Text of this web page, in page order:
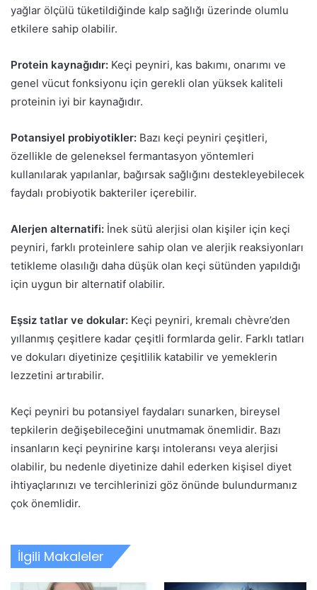
yağlar ölçülü tüketildiğinde kalp sağlığı üzerinde olumlu
etkilere sahip olabilir.
Protein kaynağıdır: Keçi peyniri, kas bakımı, onarımı ve
genel vücut fonksiyonu için gerekli olan yüksek kaliteli
proteinin iyi bir kaynağıdır.
Potansiyel probiyotikler: Bazı keçi peyniri çeşitleri,
özellikle de geleneksel fermantasyon yöntemleri
kullanılarak yapılanlar, bağırsak sağlığını destekleyebilecek
faydalı probiyotik bakteriler içerebilir.
Alerjen alternatifi: İnek sütü alerjisi olan kişiler için keçi
peyniri, farklı proteinlere sahip olan ve alerjik reaksiyonları
tetikleme olasılığı daha düşük olan keçi sütünden yapıldığı
için uygun bir alternatif olabilir.
Eşsiz tatlar ve dokular: Keçi peyniri, kremalı chèvre’den
yıllanmış çeşitlere kadar çeşitli formlarda gelir. Farklı tatları
ve dokuları diyetinize çeşitlilik katabilir ve yemeklerin
lezzetini artırabilir.
Keçi peyniri bu potansiyel faydaları sunarken, bireysel
tepkilerin değişebileceğini unutmamak önemlidir. Bazı
insanların keçi peynirine karşı intoleransı veya alerjisi
olabilir, bu nedenle diyetinize dahil ederken kişisel diyet
ihtiyaçlarınızı ve tercihlerinizi göz önünde bulundurmanız
çok önemlidir.
İlgili Makaleler